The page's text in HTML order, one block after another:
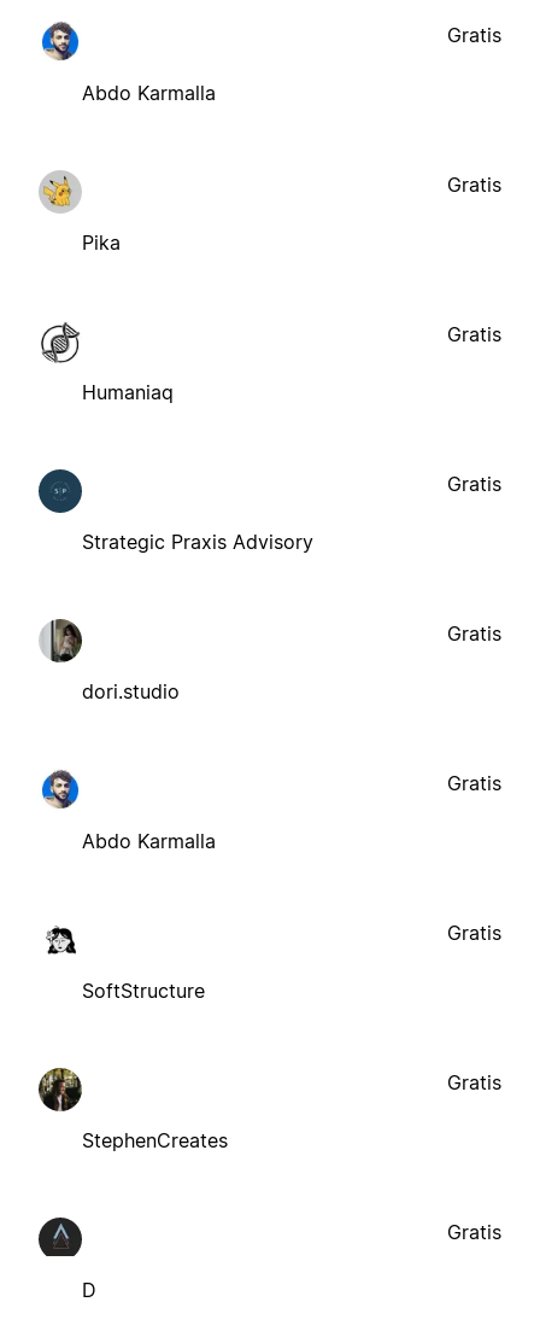
Abdo Karmalla
Gratis
Pika
Gratis
Humaniaq
Gratis
Strategic Praxis Advisory
Gratis
dori.studio
Gratis
Abdo Karmalla
Gratis
SoftStructure
Gratis
StephenCreates
Gratis
D
Gratis